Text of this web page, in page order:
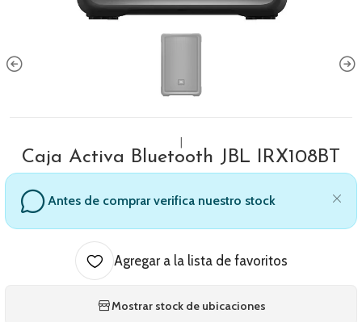
Caja Activa Bluetooth JBL IRX108BT
Antes de comprar verifica nuestro stock
Agregar a la lista de favoritos
Mostrar stock de ubicaciones